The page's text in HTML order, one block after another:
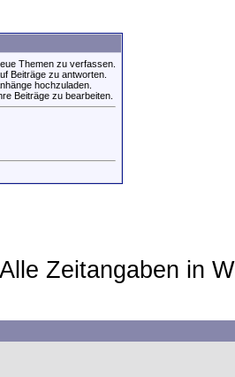
Themen zu verfassen.
Beiträge zu antworten.
hochzuladen.
Beiträge zu bearbeiten.
Alle Zeitangaben in